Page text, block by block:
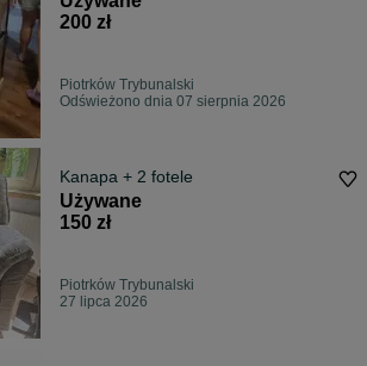
200 zł
Piotrków Trybunalski
Odświeżono dnia 07 sierpnia 2026
Kanapa + 2 fotele
Używane
150 zł
Piotrków Trybunalski
27 lipca 2026